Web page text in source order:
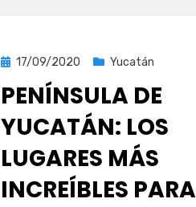
Publicada
17/09/2020 Yucatán
PENÍNSULA DE
YUCATÁN: LOS
LUGARES MÁS
INCREÍBLES PARA